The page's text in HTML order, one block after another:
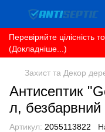
Перевіряйте цілісність
(Докладніше...)
Захист та Декор
Антисептик
л, безбарвний
Артикул: 2055113822